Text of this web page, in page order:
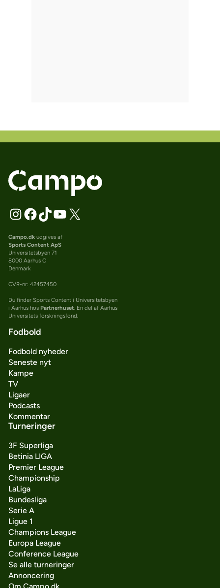
Campo.dkudgives af
Sports Content ApS
Universitetsbyen 71
8000 Aarhus C
Denmark
CVR-nr: 42457450
Du finder Sports Content i Universitetsbyen
i Aarhus hos Partnerhuset. En del af Aarhus
Universitets forskningsfond.
Fodbold
Fodbold nyheder
Seneste nyt
Kampe
TV
Ligaer
Podcasts
Kommentar
Turneringer
3F Superliga
Betinia LIGA
Premier League
Championship
LaLiga
Bundesliga
Serie A
Ligue 1
Champions League
Europa League
Conference League
Se alle turneringer
Annoncering